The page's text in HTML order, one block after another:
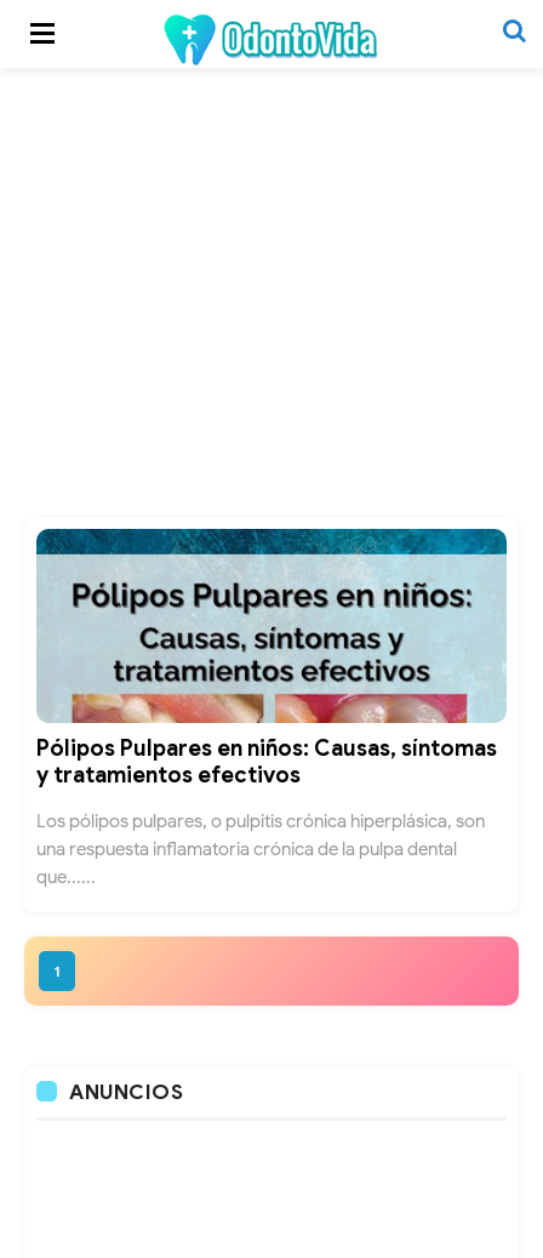
Pólipos Pulpares en niños: Causas, síntomas
y tratamientos efectivos
Los pólipos pulpares, o pulpitis crónica hiperplásica, son
una respuesta inflamatoria crónica de la pulpa dental
que......
1
ANUNCIOS